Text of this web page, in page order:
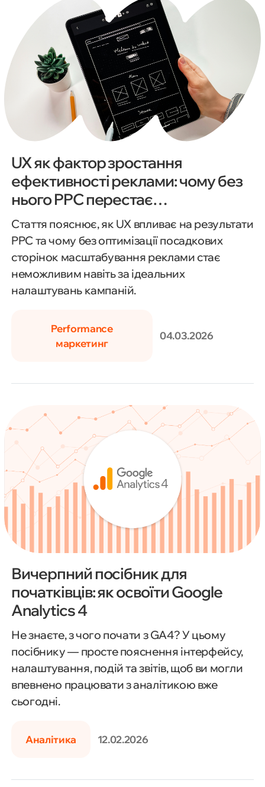
Performance
маркетинг
04.03.2026
UX як фактор зростання
ефективності реклами: чому без
нього PPC перестає
масштабуватися
Стаття пояснює, як UX впливає на результати
PPC та чому без оптимізації посадкових
сторінок масштабування реклами стає
неможливим навіть за ідеальних
налаштувань кампаній.
Аналітика 12.02.2026
Вичерпний посібник для
початківців: як освоїти Google
Analytics 4
Не знаєте, з чого почати з GA4? У цьому
посібнику — просте пояснення інтерфейсу,
налаштування, подій та звітів, щоб ви могли
впевнено працювати з аналітикою вже
сьогодні.